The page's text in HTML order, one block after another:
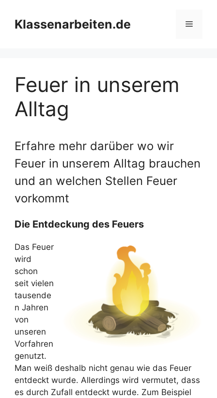
Inhalt
springenKlassenarbeiten.de Menü
Feuer in unserem
Alltag
Erfahre mehr darüber wo wir
Feuer in unserem Alltag brauchen
und an welchen Stellen Feuer
vorkommt
Die Entdeckung des Feuers
Das Feuer
wird
schon
seit vielen
tausende
n Jahren
von
unseren
Vorfahren
genutzt.
Man weiß deshalb nicht genau wie das Feuer
entdeckt wurde. Allerdings wird vermutet, dass
es durch Zufall entdeckt wurde. Zum Beispiel